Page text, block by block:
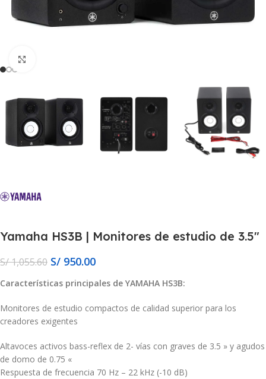
Yamaha HS3B | Monitores de estudio de 3.5″
S/1,055.60 S/ 950.00
Características principales de YAMAHA HS3B:
Monitores de estudio compactos de calidad superior para los
creadores exigentes
Altavoces activos bass-reflex de 2- vías con graves de 3.5 » y agudos
de domo de 0.75 «
Respuesta de frecuencia 70 Hz – 22 kHz (-10 dB)